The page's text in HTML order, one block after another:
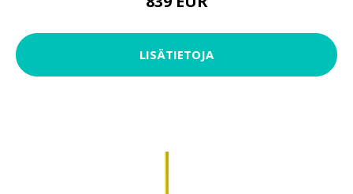
LISÄTIETOJA